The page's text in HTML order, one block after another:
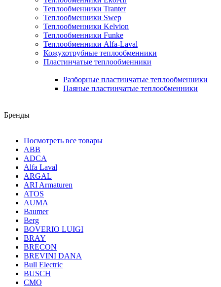
Теплообменники Tranter
Теплообменники Swep
Теплообменники Kelvion
Теплообменники Funke
Теплообменники Alfa-Laval
Кожухотрубные теплообменники
Пластинчатые теплообменники
Разборные пластинчатые теплообменники
Паяные пластинчатые теплообменники
Бренды
Посмотреть все товары
ABB
ADCA
Alfa Laval
ARGAL
ARI Armaturen
ATOS
AUMA
Baumer
Berg
BOVERIO LUIGI
BRAY
BRECON
BREVINI DANA
Bull Electric
BUSCH
CMO